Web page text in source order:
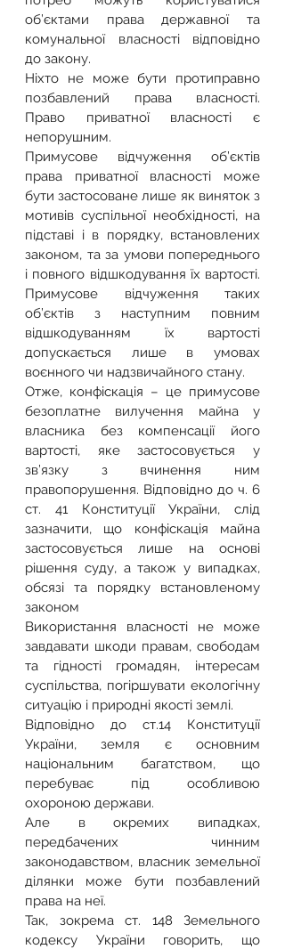
об’єктами права державної та
комунальної власності відповідно
до закону.
Ніхто не може бути протиправно
позбавлений права власності.
Право приватної власності є
непорушним.
Примусове відчуження об’єктів
права приватної власності може
бути застосоване лише як виняток з
мотивів суспільної необхідності, на
підставі і в порядку, встановлених
законом, та за умови попереднього
і повного відшкодування їх вартості.
Примусове відчуження таких
об’єктів з наступним повним
відшкодуванням їх вартості
допускається лише в умовах
воєнного чи надзвичайного стану.
Отже, конфіскація – це примусове
безоплатне вилучення майна у
власника без компенсації його
вартості, яке застосовується у
зв’язку з вчинення ним
правопорушення. Відповідно до ч. 6
ст. 41 Конституції України, слід
зазначити, що конфіскація майна
застосовується лише на основі
рішення суду, а також у випадках,
обсязі та порядку встановленому
законом
Використання власності не може
завдавати шкоди правам, свободам
та гідності громадян, інтересам
суспільства, погіршувати екологічну
ситуацію і природні якості землі.
Відповідно до ст.14 Конституції
України, земля є основним
національним багатством, що
перебуває під особливою
охороною держави.
Але в окремих випадках,
передбачених чинним
законодавством, власник земельної
ділянки може бути позбавлений
права на неї.
Так, зокрема ст. 148 Земельного
кодексу України говорить, що